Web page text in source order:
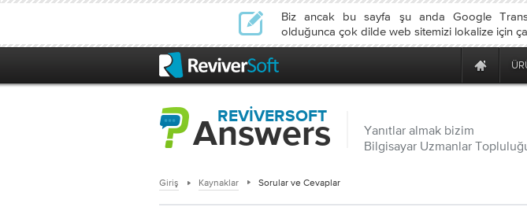
Biz ancak bu sayfa şu anda Google
olduğunca çok dilde web sitemizi lokalize için
REVIVERSOFT
Answers
Yanıtlar almak bizim
Bilgisayar Uzmanlar
Giriş Kaynaklar Sorular ve Cevaplar